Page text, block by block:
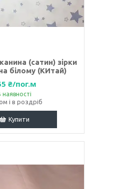
(сатин) зірки
білому (КИтай)
₴/пог.м
наявності
і в роздріб
Купити